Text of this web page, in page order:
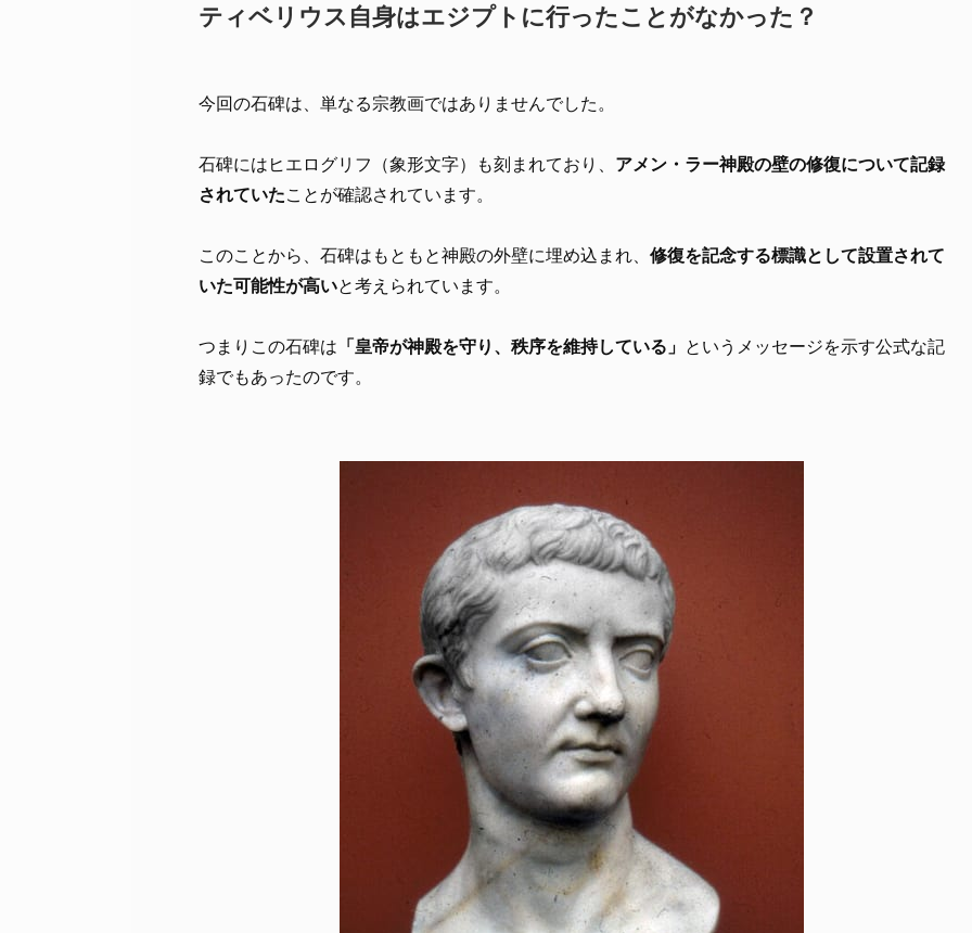
ティベリウス自身はエジプトに行ったことがなかった？
今回の石碑は、単なる宗教画ではありませんでした。
石碑にはヒエログリフ（象形文字）も刻まれており、 アメン・ラー神殿の壁の修復について記録
されていたことが確認されています。
このことから、石碑はもともと神殿の外壁に埋め込まれ、 修復を記念する標識として設置されて
いた可能性が高いと考えられています。
つまりこの石碑は 「皇帝が神殿を守り、秩序を維持している」 というメッセージを示す公式な記
録でもあったのです。